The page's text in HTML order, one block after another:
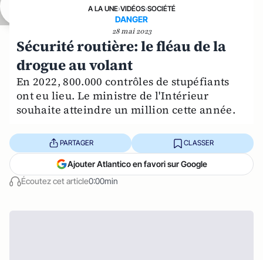
A LA UNE›VIDÉOS›SOCIÉTÉ
DANGER
28 mai 2023
Sécurité routière: le fléau de la
drogue au volant
En 2022, 800.000 contrôles de stupéfiants
ont eu lieu. Le ministre de l'Intérieur
souhaite atteindre un million cette année.
Écoutez cet article0:00min
PARTAGER CLASSER
Ajouter Atlantico en favori sur Google